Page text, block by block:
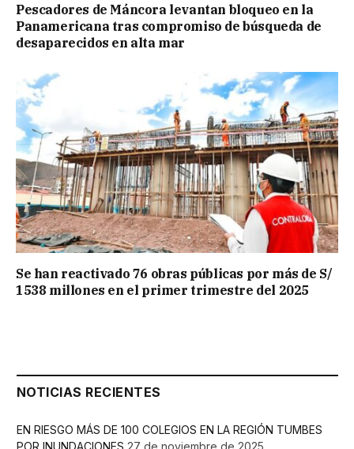
Pescadores de Máncora levantan bloqueo en la
Panamericana tras compromiso de búsqueda de
desaparecidos en alta mar
Se han reactivado 76 obras públicas por más de S/
1538 millones en el primer trimestre del 2025
NOTICIAS RECIENTES
EN RIESGO MÁS DE 100 COLEGIOS EN LA REGIÓN TUMBES
POR INUNDACIONES 27 de noviembre de 2025